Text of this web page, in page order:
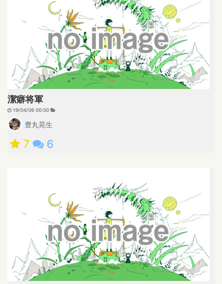
潔癖将軍
19/04/06 00:00
豊丸晃生
7 6